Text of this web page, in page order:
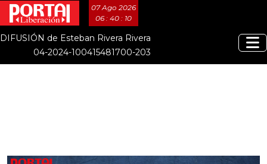
07 Ago 2026
06 : 40 : 10
DIFUSIÓN de Esteban Rivera Rivera
04-2024-100415481700-203